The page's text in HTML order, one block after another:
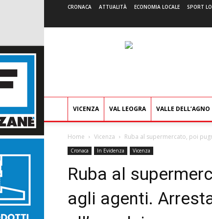
CRONACA ATTUALITÀ ECONOMIA LOCALE SPORT
VICENZA VAL LEOGRA VALLE DELL’AGNO
Home Vicenza Ruba al supermercato, poi
Cronaca In Evidenza Vicenza
Ruba al
agli agenti.